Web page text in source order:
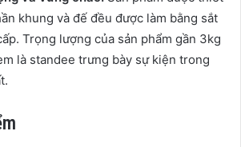
khung và đế đều được làm bằng sắt
Trọng lượng của sản phẩm gần 3kg
là standee trưng bày sự kiện trong